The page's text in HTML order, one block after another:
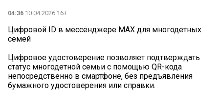
04:36 10.04.2026 16+
Цифровой ID в мессенджере МАХ для многодетных
семей
Цифровое удостоверение позволяет подтверждать
статус многодетной семьи с помощью QR-кода
непосредственно в смартфоне, без предъявления
бумажного удостоверения или справки.